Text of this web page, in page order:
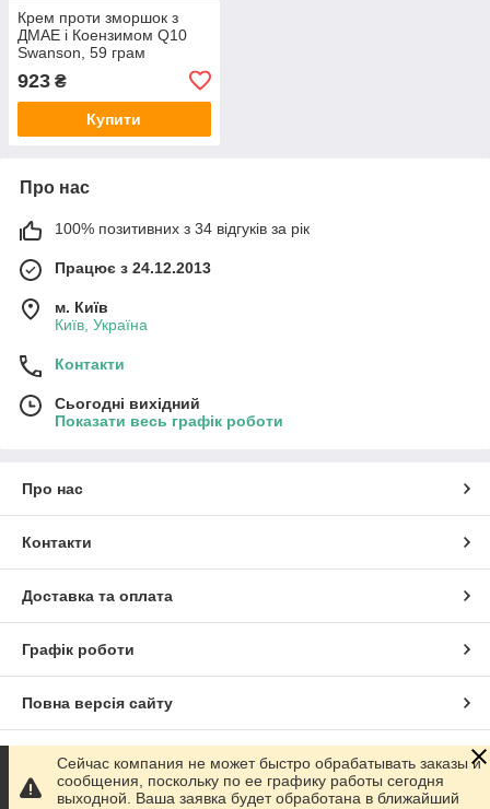
Крем проти зморшок з
ДМАЕ і Коензимом Q10
Swanson, 59 грам
923 ₴
Купити
Про нас
100% позитивних з 34 відгуків за рік
Працює з 24.12.2013
м. Київ
Київ, Україна
Контакти
Сьогодні вихідний
Показати весь графік роботи
Про нас
Контакти
Доставка та оплата
Графік роботи
Повна версія сайту
Сайт створено на маркетплейсі Prom.ua
Сейчас компания не может быстро обрабатывать заказы и
сообщения, поскольку по ее графику работы сегодня
выходной. Ваша заявка будет обработана в ближайший